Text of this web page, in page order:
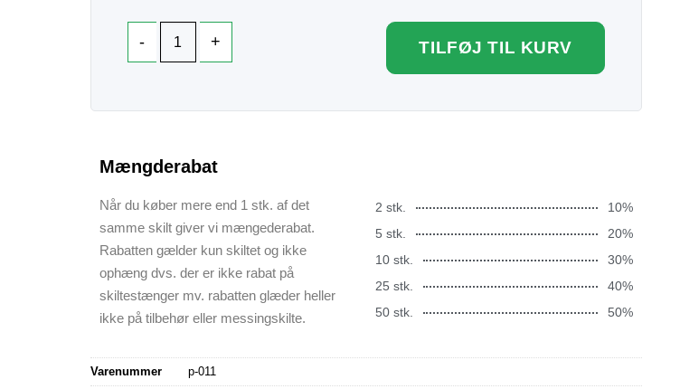
TILFØJ TIL KURV
Mængderabat
Når du køber mere end 1 stk. af det
samme skilt giver vi mængederabat.
Rabatten gælder kun skiltet og ikke
ophæng dvs. der er ikke rabat på
skiltestænger mv. rabatten glæder heller
ikke på tilbehør eller messingskilte.
2 stk.
10%
5 stk.
20%
10 stk.
30%
25 stk.
40%
50 stk.
50%
Varenummer p-011